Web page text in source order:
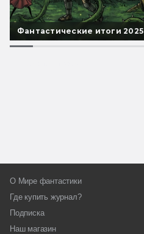
Фантастические итоги 2025
О Мире фантастики
Где купить журнал?
Подписка
Наш магазин